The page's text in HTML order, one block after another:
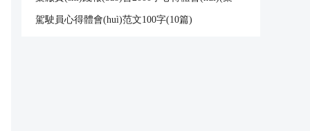
駕駛員心得體會(huì)范文100字(10篇)